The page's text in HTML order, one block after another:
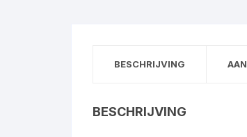
BESCHRIJVING
BESCHRIJVING